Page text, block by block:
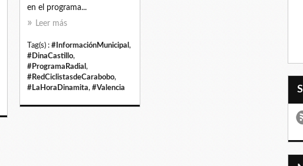
en el programa...
Leer más
Tag(s) : #InformaciónMunicipal ,
#DinaCastillo,
#ProgramaRadial ,
#RedCiclistasdeCarabobo,
#LaHoraDinamita, #Valencia